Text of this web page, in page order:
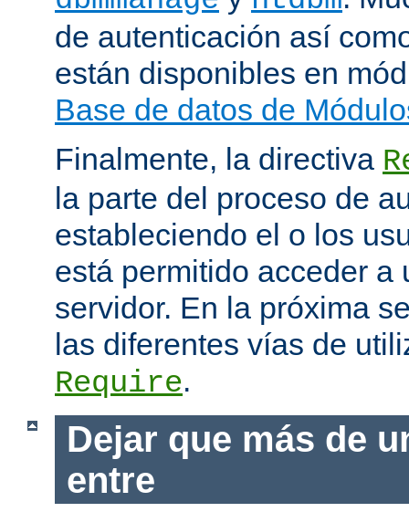
de autenticación así
están disponibles en
Base de datos de
Finalmente, la directiva
la parte del proceso de
estableciendo el o los
está permitido acceder a
servidor. En la próxima
las diferentes vías de
Require.
Dejar que más de
entre